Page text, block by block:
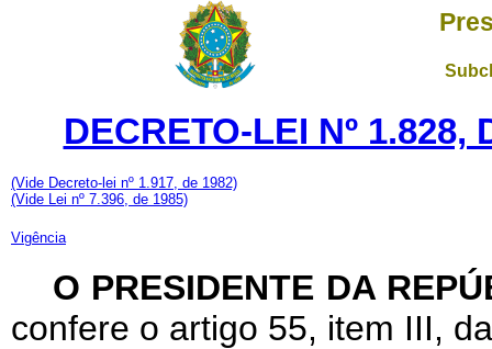
DECRETO-LEI Nº 1.828,
(Vide Decreto-lei nº 1.917, de 1982)
(Vide Lei nº 7.396, de 1985)
Vigência
O PRESIDENTE DA
confere o artigo 55, item III,